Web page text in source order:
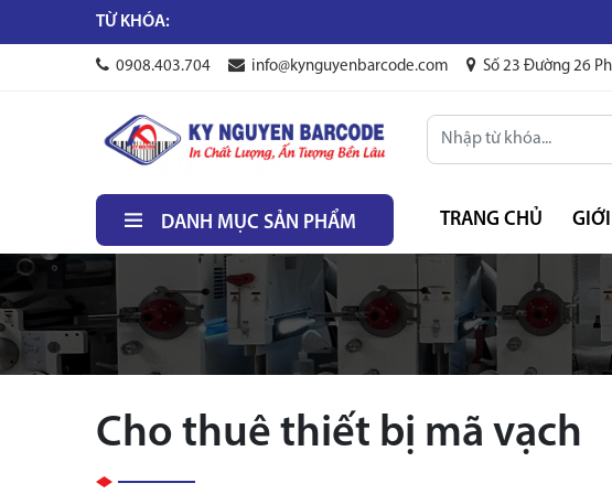
TỪ KHÓA:
0908.403.704 info@kynguyenbarcode.com Số 23 Đường 26
DANH MỤC SẢN PHẨM TRANG CHỦ
Cho thuê thiết bị mã vạch